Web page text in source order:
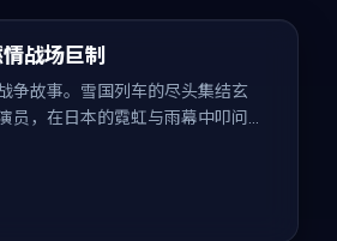
情战场巨制
争故事。雪国列车的尽头集结玄
员，在日本的霓虹与雨幕中叩问人